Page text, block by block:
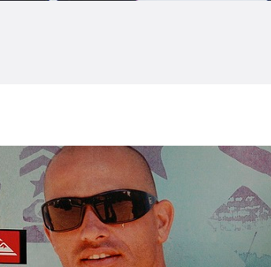
CARRITO
TIENDA FAMILY
SURFERS